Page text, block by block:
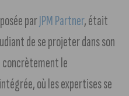
parJPM Partner, était
de se projeter dans son
le
où les expertises se